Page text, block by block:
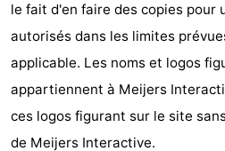
le fait d'en faire des copies pour
autorisés dans les limites
applicable. Les noms et logos
appartiennent à Meijers
ces logos figurant sur le site
de Meijers Interactive.